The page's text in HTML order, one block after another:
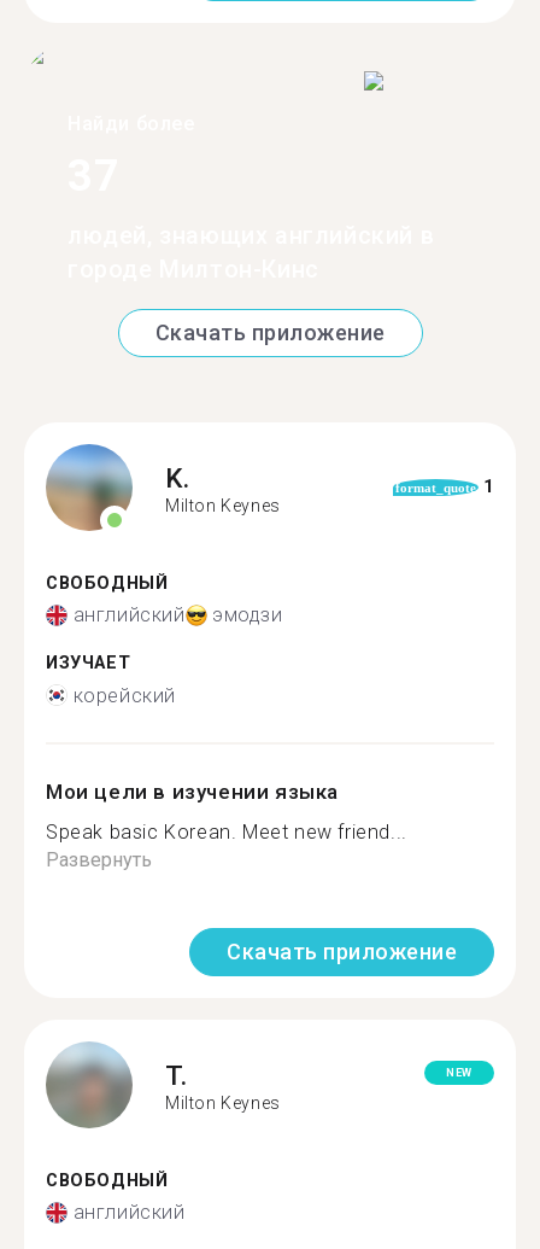
Скачать приложение
K.
Milton Keynes
format_quote 1
СВОБОДНЫЙ
английский эмодзи
ИЗУЧАЕТ
корейский
Мои цели в изучении языка
Speak basic Korean. Meet new friend...
Развернуть
Скачать приложение
T.
Milton Keynes
NEW
СВОБОДНЫЙ
английский